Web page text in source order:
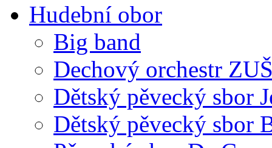
Hudební obor
Big band
Dechový orchestr
Dětský pěvecký sbor
Dětský pěvecký sbor